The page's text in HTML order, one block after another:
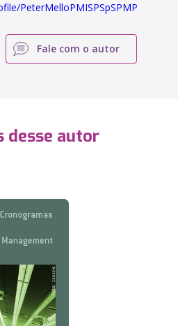
PeterMelloPMISPSpSPMP
Fale com o autor
desse autor